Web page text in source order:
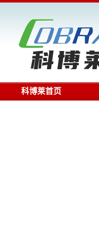
科博莱首页